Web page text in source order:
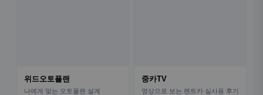
위드오토플랜
나에게 맞는 오토플랜 설계
중카TV
영상으로 보는 렌트카 실사용 후기